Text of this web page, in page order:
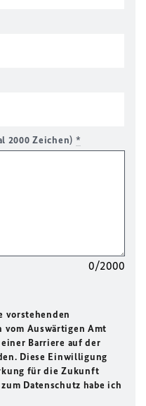
2000 Zeichen) *
0/2000
vorstehenden
vom Auswärtigen Amt
Barriere auf der
Diese Einwilligung
für die Zukunft
Datenschutz habe ich